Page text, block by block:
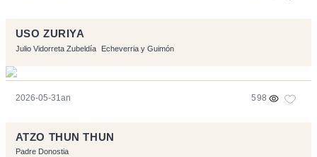
USO ZURIYA
Julio Vidorreta Zubeldía Echeverria y Guimón
2026-05-31an 598
ATZO THUN THUN
Padre Donostia